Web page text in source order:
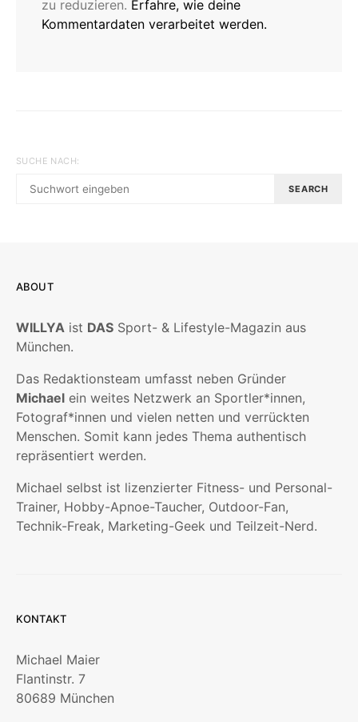
zu reduzieren. Erfahre, wie deine
Kommentardaten verarbeitet werden.
SUCHE NACH:
SEARCH
ABOUT
WILLYA ist DAS Sport- & Lifestyle-Magazin aus
München.
Das Redaktionsteam umfasst neben Gründer
Michael ein weites Netzwerk an Sportler*innen,
Fotograf*innen und vielen netten und verrückten
Menschen. Somit kann jedes Thema authentisch
repräsentiert werden.
Michael selbst ist lizenzierter Fitness- und Personal-
Trainer, Hobby-Apnoe-Taucher, Outdoor-Fan,
Technik-Freak, Marketing-Geek und Teilzeit-Nerd.
KONTAKT
Michael Maier
Flantinstr. 7
80689 München